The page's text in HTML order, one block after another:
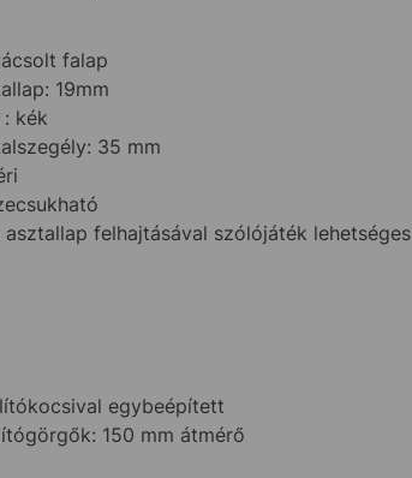
falap
19mm
: kék
35 mm
asztallap felhajtásával szólójáték lehetséges
egybeépített
150 mm átmérő